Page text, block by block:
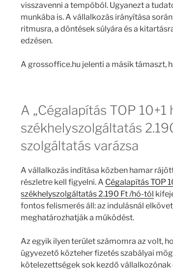
visszavenni a tempóból. Ugyanezt a
munkába is. A vállalkozás irányítása
ritmusra, a döntések súlyára és a
edzésen.
A grossoffice.hu jelenti a másik támaszt,
A „Cégalapítás TOP 10+1
székhelyszolgáltatás
szolgáltatás varázsa
A vállalkozás indítása közben hamar
részletre kell figyelni. A Cégalapítás TOP
székhelyszolgáltatás 2.190 Ft /hó-tól
fontos felismerés áll: az indulásnál
meghatározhatják a működést.
Az egyik ilyen terület számomra az volt,
ügyvezető közteher fizetés szabályai
kötelezettségek sok kezdő